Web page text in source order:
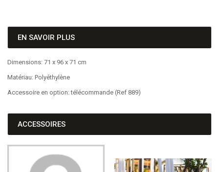
EN SAVOIR PLUS
Dimensions: 71 x 96 x 71 cm
Matériau: Polyéthylène
Accessoire en option: télécommande (Ref 889)
ACCESSOIRES